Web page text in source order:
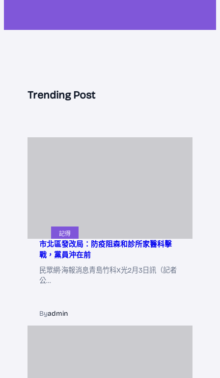
Trending Post
記得
市北區發改局：防疫阻森和診所家醫科擊
戰，黨員沖在前
民眾網·海報消息青島竹科X光2月3日訊（記者
公…
Byadmin